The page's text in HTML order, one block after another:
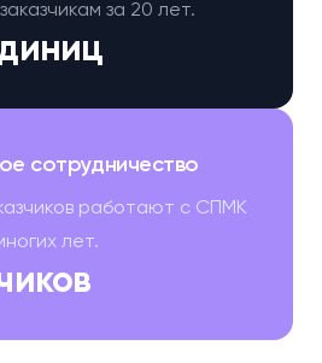
за 20 лет.
сотрудничество
работают с СПМК
лет.